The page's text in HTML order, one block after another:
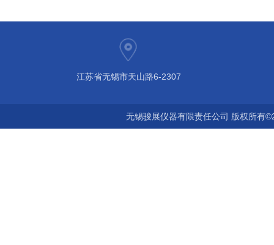
江苏省无锡市天山路6-2307
无锡骏展仪器有限责任公司 版权所有